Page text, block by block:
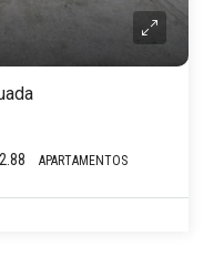
APARTAMENTOS